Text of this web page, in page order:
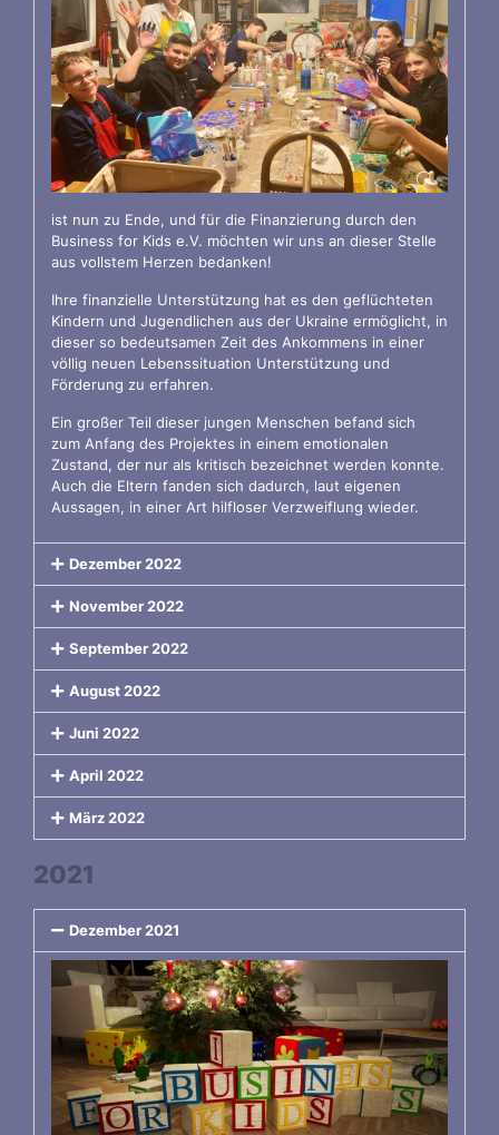
ist nun zu Ende, und für die Finanzierung durch den
Business for Kids e.V. möchten wir uns an dieser Stelle
aus vollstem Herzen bedanken!
Ihre finanzielle Unterstützung hat es den geflüchteten
Kindern und Jugendlichen aus der Ukraine ermöglicht, in
dieser so bedeutsamen Zeit des Ankommens in einer
völlig neuen Lebenssituation Unterstützung und
Förderung zu erfahren.
Ein großer Teil dieser jungen Menschen befand sich
zum Anfang des Projektes in einem emotionalen
Zustand, der nur als kritisch bezeichnet werden konnte.
Auch die Eltern fanden sich dadurch, laut eigenen
Aussagen, in einer Art hilfloser Verzweiflung wieder.
Dezember 2022
November 2022
September 2022
August 2022
Juni 2022
April 2022
März 2022
2021
Dezember 2021